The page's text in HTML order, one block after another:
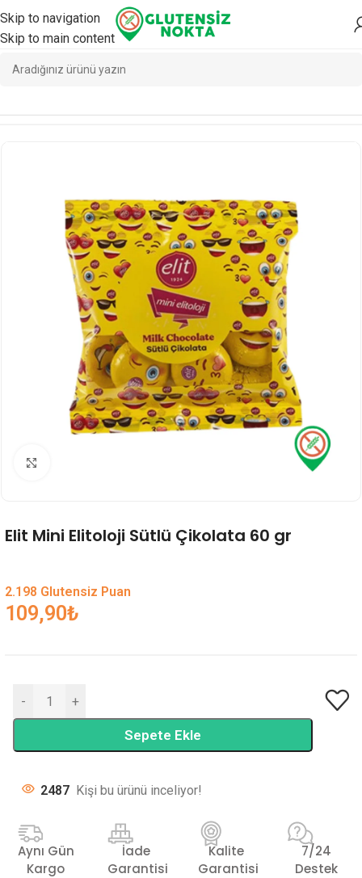
Skip to navigation
Skip to main content
Ana Sayfa Atıştırmalık
Elit Mini Elitoloji Sütlü Çikolata 60 gr
2.198 Glutensiz Puan
109,90₺
- +
Sepete Ekle
2487 Kişi bu ürünü inceliyor!
Aynı Gün
Kargo
İade
Garantisi
Kalite
Garantisi
7/24
Destek